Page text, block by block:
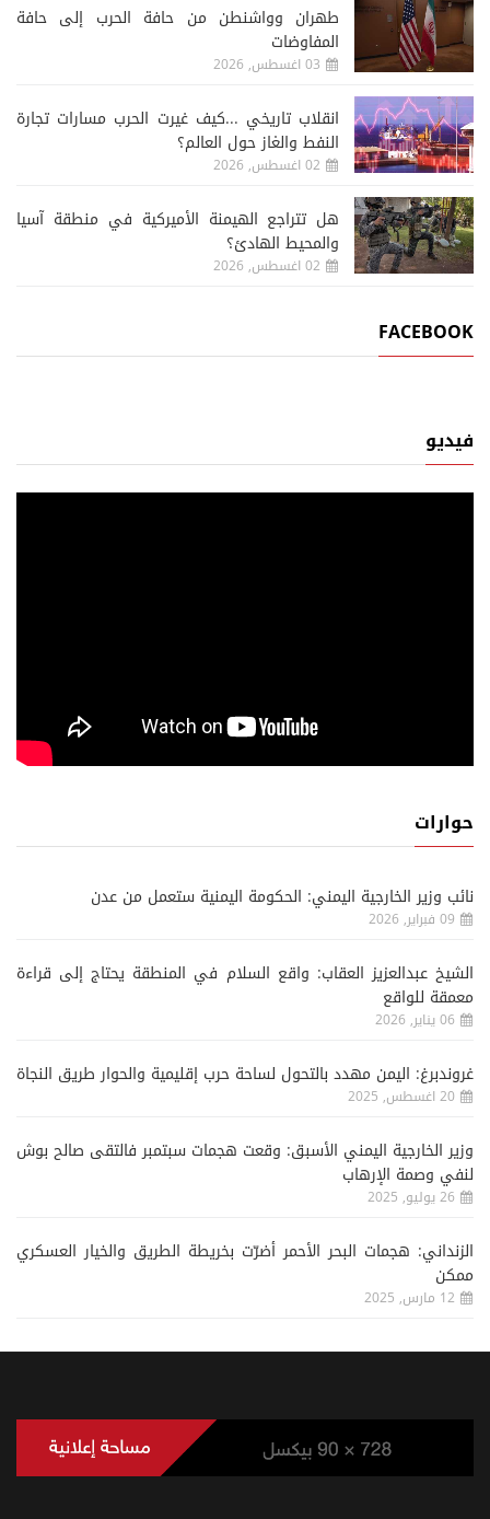
طهران وواشنطن من حافة الحرب إلى حافة
المفاوضات
03 اغسطس, 2026
انقلاب تاريخي ...كيف غيرت الحرب مسارات تجارة
النفط والغاز حول العالم؟
02 اغسطس, 2026
هل تتراجع الهيمنة الأميركية في منطقة آسيا
والمحيط الهادئ؟
02 اغسطس, 2026
FACEBOOK
فيديو
حوارات
نائب وزير الخارجية اليمني: الحكومة اليمنية ستعمل من عدن
09 فبراير, 2026
الشيخ عبدالعزيز العقاب: واقع السلام في المنطقة يحتاج إلى قراءة
معمقة للواقع
06 يناير, 2026
غروندبرغ: اليمن مهدد بالتحول لساحة حرب إقليمية والحوار طريق النجاة
20 اغسطس, 2025
وزير الخارجية اليمني الأسبق: وقعت هجمات سبتمبر فالتقى صالح بوش
لنفي وصمة الإرهاب
26 يوليو, 2025
الزنداني: هجمات البحر الأحمر أضرّت بخريطة الطريق والخيار العسكري
ممكن
12 مارس, 2025